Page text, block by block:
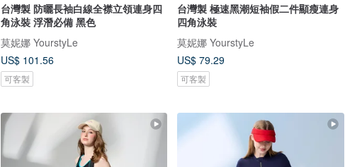
台灣製 防曬長袖白線全襟立領連身四
角泳裝 浮潛必備 黑色
莫妮娜 YourstyLe
US$ 101.56
可客製
台灣製 極速黑潮短袖假二件顯瘦連身
四角泳裝
莫妮娜 YourstyLe
US$ 79.29
可客製